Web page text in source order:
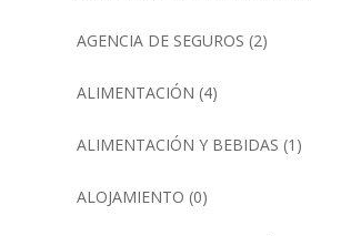
AGENCIA DE SEGUROS (2)
ALIMENTACIÓN (4)
ALIMENTACIÓN Y BEBIDAS (1)
ALOJAMIENTO (0)